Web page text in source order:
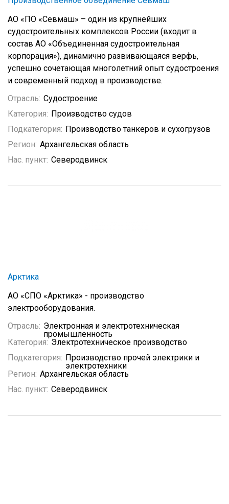
АО «ПО «Cевмаш» – один из крупнейших
судостроительных комплексов России (входит в
состав АО «Объединенная судостроительная
корпорация»), динамично развивающаяся верфь,
успешно сочетающая многолетний опыт судостроения
и современный подход в производстве.
Отрасль: Судостроение
Категория: Производство судов
Подкатегория: Производство танкеров и сухогрузов
Регион: Архангельская область
Нас. пункт: Северодвинск
Арктика
АО «СПО «Арктика» - производство
электрооборудования.
Отрасль: Электронная и электротехническая
промышленность
Категория: Электротехническое производство
Подкатегория: Производство прочей электрики и
электротехники
Регион: Архангельская область
Нас. пункт: Северодвинск